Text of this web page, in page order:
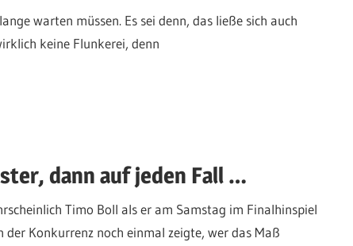
warten müssen. Es sei denn, das ließe sich auch
keine Flunkerei, denn
dann auf jeden Fall …
Timo Boll als er am Samstag im Finalhinspiel
Konkurrenz noch einmal zeigte, wer das Maß